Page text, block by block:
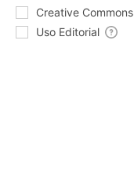
Creative Commons
Uso Editorial